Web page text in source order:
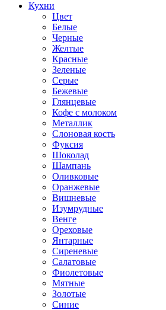
Кухни
Цвет
Белые
Черные
Желтые
Красные
Зеленые
Серые
Бежевые
Глянцевые
Кофе с молоком
Металлик
Слоновая кость
Фуксия
Шоколад
Шампань
Оливковые
Оранжевые
Вишневые
Изумрудные
Венге
Ореховые
Янтарные
Сиреневые
Салатовые
Фиолетовые
Мятные
Золотые
Синие